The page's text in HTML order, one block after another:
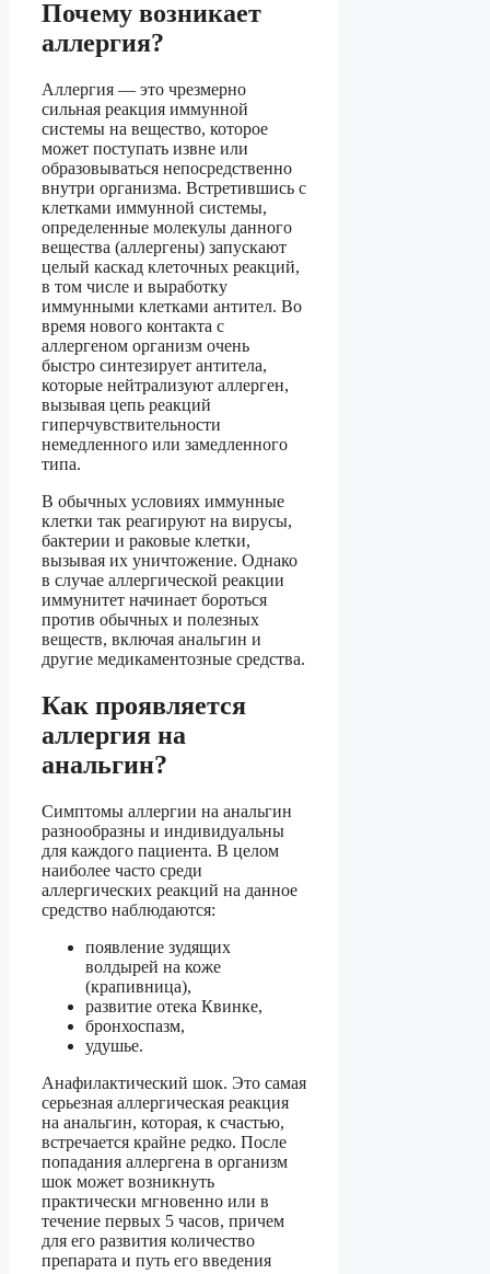
Почему возникает
аллергия?
Аллергия — это чрезмерно
сильная реакция иммунной
системы на вещество, которое
может поступать извне или
образовываться непосредственно
внутри организма. Встретившись с
клетками иммунной системы,
определенные молекулы данного
вещества (аллергены) запускают
целый каскад клеточных реакций,
в том числе и выработку
иммунными клетками антител. Во
время нового контакта с
аллергеном организм очень
быстро синтезирует антитела,
которые нейтрализуют аллерген,
вызывая цепь реакций
гиперчувствительности
немедленного или замедленного
типа.
В обычных условиях иммунные
клетки так реагируют на вирусы,
бактерии и раковые клетки,
вызывая их уничтожение. Однако
в случае аллергической реакции
иммунитет начинает бороться
против обычных и полезных
веществ, включая анальгин и
другие медикаментозные средства.
Как проявляется
аллергия на
анальгин?
Симптомы аллергии на анальгин
разнообразны и индивидуальны
для каждого пациента. В целом
наиболее часто среди
аллергических реакций на данное
средство наблюдаются:
появление зудящих
волдырей на коже
(крапивница),
развитие отека Квинке,
бронхоспазм,
удушье.
Анафилактический шок. Это самая
серьезная аллергическая реакция
на анальгин, которая, к счастью,
встречается крайне редко. После
попадания аллергена в организм
шок может возникнуть
практически мгновенно или в
течение первых 5 часов, причем
для его развития количество
препарата и путь его введения